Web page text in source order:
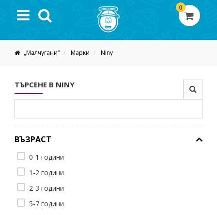
0
„Малчугани“ Марки Niny
ТЪРСЕНЕ В NINY
ВЪЗРАСТ
0-1 години
1-2 години
2-3 години
5-7 години